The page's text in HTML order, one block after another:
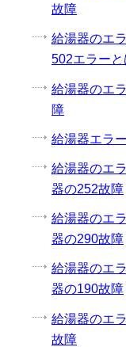
故障
給湯器のエ
502エラーと
給湯器のエ
障
給湯器エラ
給湯器のエ
器の252故障
給湯器のエ
器の290故障
給湯器のエ
器の190故障
給湯器のエ
故障